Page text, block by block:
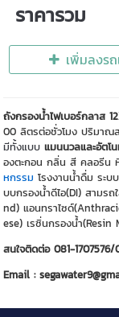
ราคารวม
เพิ่มลงรถ
ถังกรองน้ำไฟเบอร์กลาส
00 ลิตรต่อชั่วโมง ปริมา
มีทั้งแบบ แมนนวลและอัตโ
องตะกอน กลิ่น สี คลอรีน
หกรรม โรงงานน้ำดื่ม ระบ
บบกรองน้ำดีไอ(DI) สามร
nd) แอนทราไซด์
ese) เรซิ่นกรองน้ำ
สนใจติดต่อ 081-1707576/
Email :